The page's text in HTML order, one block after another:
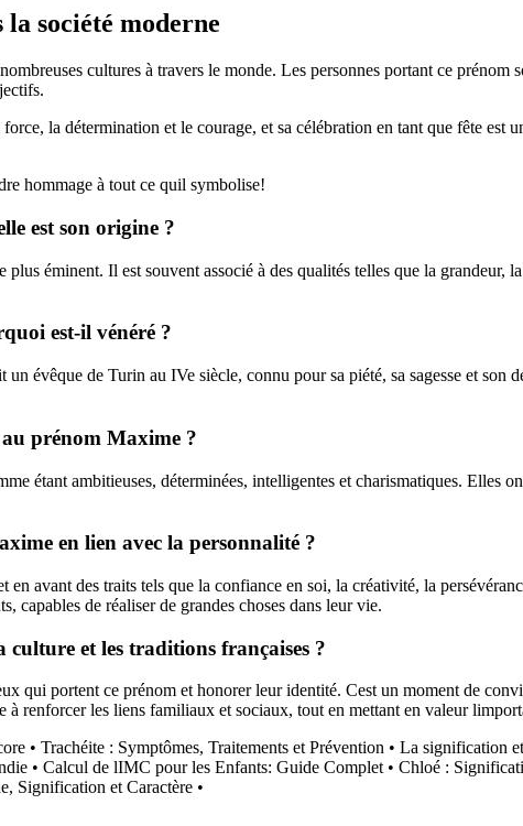
société moderne
cultures à travers le monde. Les personnes portant ce
la détermination et le courage, et sa célébration en tant que fête est
hommage à tout ce quil symbolise!
est son origine ?
éminent. Il est souvent associé à des qualités telles que la grandeur,
est-il vénéré ?
évêque de Turin au IVe siècle, connu pour sa piété, sa sagesse et son
au prénom Maxime ?
étant ambitieuses, déterminées, intelligentes et charismatiques. Elles
en lien avec la personnalité ?
avant des traits tels que la confiance en soi, la créativité, la
capables de réaliser de grandes choses dans leur vie.
culture et les traditions françaises ?
qui portent ce prénom et honorer leur identité. Cest un moment de
renforcer les liens familiaux et sociaux, tout en mettant en valeur
• Trachéite : Symptômes, Traitements et Prévention • La signification
• Calcul de lIMC pour les Enfants: Guide Complet • Chloé :
Signification et Caractère •